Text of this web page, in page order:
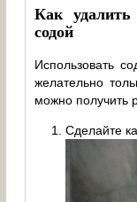
Как
содой
Использовать
желательно
можно получить
Сделайте